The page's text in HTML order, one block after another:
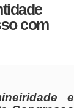
com
e